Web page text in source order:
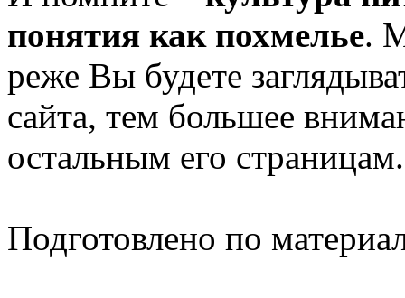
понятия как похмелье.
реже Вы будете
сайта, тем большее
остальным его
Подготовлено по